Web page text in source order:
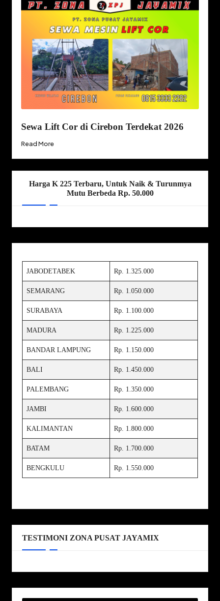
Sewa Lift Cor di Cirebon Terdekat 2026
Read More
Harga K 225 Terbaru, Untuk Naik & Turunmya
Mutu Berbeda Rp. 50.000
JABODETABEK Rp. 1.325.000
SEMARANG Rp. 1.050.000
SURABAYA Rp. 1.100.000
MADURA Rp. 1.225.000
BANDAR LAMPUNG Rp. 1.150.000
BALI Rp. 1.450.000
PALEMBANG Rp. 1.350.000
JAMBI Rp. 1.600.000
KALIMANTAN Rp. 1.800.000
BATAM Rp. 1.700.000
BENGKULU Rp. 1.550.000
TESTIMONI ZONA PUSAT JAYAMIX